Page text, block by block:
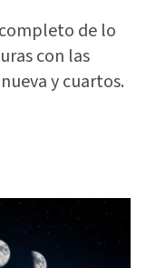
de lo
con las
y cuartos.